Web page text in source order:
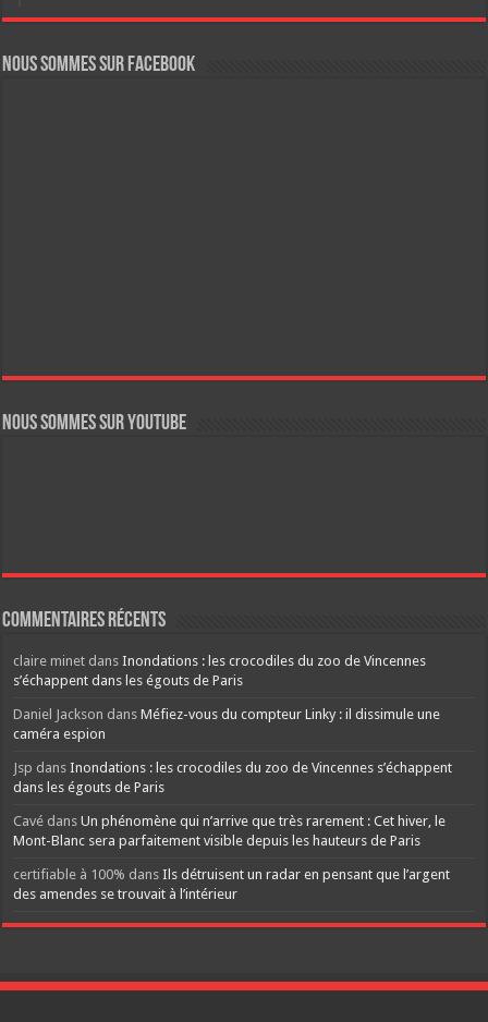
Nous sommes sur FaceBook
Nous sommes sur YouTube
Commentaires récents
claire minet dansInondations : les crocodiles du zoo de Vincennes
s’échappent dans les égouts de Paris
Daniel Jackson dansMéfiez-vous du compteur Linky : il dissimule une
caméra espion
Jsp dansInondations : les crocodiles du zoo de Vincennes s’échappent
dans les égouts de Paris
Cavé dansUn phénomène qui n’arrive que très rarement : Cet hiver, le
Mont-Blanc sera parfaitement visible depuis les hauteurs de Paris
certifiable à 100% dansIls détruisent un radar en pensant que l’argent
des amendes se trouvait à l’intérieur